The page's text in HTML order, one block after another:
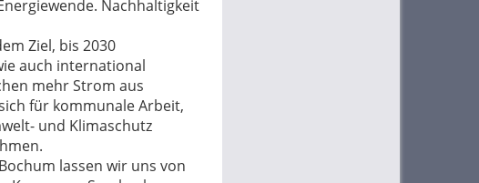
Nachhaltigkeit
Ziel, bis 2030
auch international
mehr Strom aus
für kommunale Arbeit,
und Klimaschutz
lassen wir uns von